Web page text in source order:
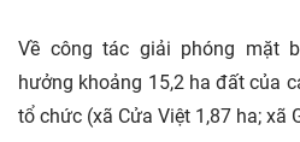
Về công tác giải phóng mặt
hưởng khoảng 15,2 ha đất của
tổ chức (xã Cửa Việt 1,87 ha; xã